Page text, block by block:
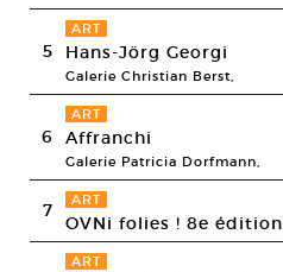
5
ART
Hans-Jörg Georgi
Galerie Christian Berst,
6
ART
Affranchi
Galerie Patricia Dorfmann,
7 ART
OVNi folies ! 8e édition
ART